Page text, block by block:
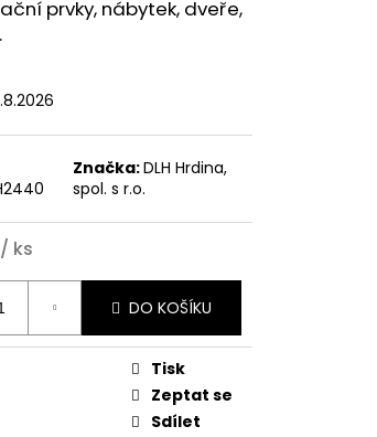
prvky, nábytek, dveře,
Značka:DLH Hrdina,
spol. s r.o.
/ ks
DO KOŠÍKU
Tisk
Zeptat se
Sdílet